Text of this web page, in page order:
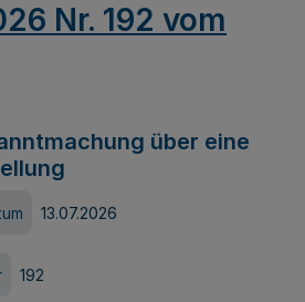
Nr. 192 vom
über eine
13.07.2026
192